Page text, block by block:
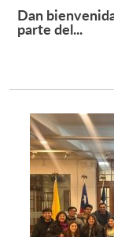
Dan
parte del...